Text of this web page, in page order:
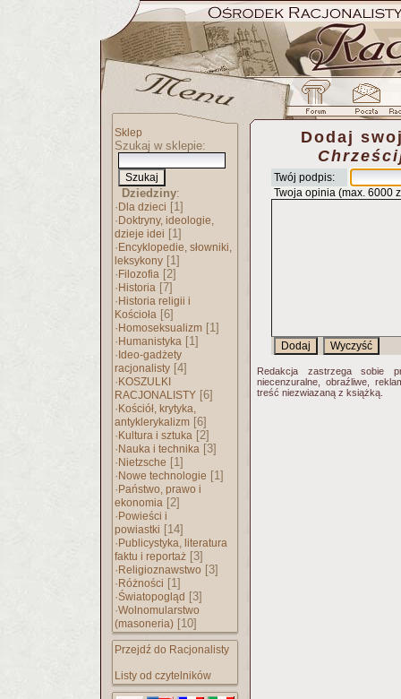
Sklep
Szukaj w sklepie:
Dziedziny:
· Dla dzieci [1]
· Doktryny, ideologie,
dzieje idei [1]
· Encyklopedie, słowniki,
leksykony [1]
· Filozofia [2]
· Historia [7]
· Historia religii i
Kościoła [6]
· Homoseksualizm [1]
· Humanistyka [1]
· Ideo-gadżety
racjonalisty [4]
· KOSZULKI
RACJONALISTY [6]
· Kościół, krytyka,
antyklerykalizm [6]
· Kultura i sztuka [2]
· Nauka i technika [3]
· Nietzsche [1]
· Nowe technologie [1]
· Państwo, prawo i
ekonomia [2]
· Powieści i
powiastki [14]
· Publicystyka, literatura
faktu i reportaż [3]
· Religioznawstwo [3]
· Różności [1]
·Światopogląd [3]
·Wolnomularstwo
(masoneria) [10]
Przejdź do Racjonalisty
Listy od czytelników
Dodaj
Twój podpis:
Twoja opinia (max. 6000
Redakcja zastrzega sobie
niecenzuralne, obraźliwe,
treść niezwiazaną z książką.